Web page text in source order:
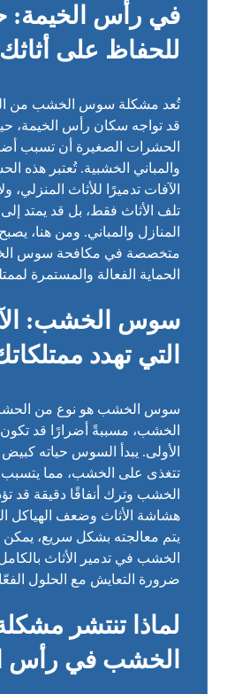
في رأس الخيمة:
للحفاظ على
تُعد مشكلة سوس الخشب من
قد تواجه سكان رأس الخيمة،
الحشرات الصغيرة أن تسبب
والمباني الخشبية. تُعتبر هذه
الآفات تدميرًا للأثاث المنزلي،
تلف الأثاث فقط، بل قد يمتد
المنازل والمباني. ومن هنا،
متخصصة في مكافحة سوس
الحماية الفعالة والمستمرة
سوس الخشب:
التي تهدد
سوس الخشب هو نوع من
الخشب، مسببةً أضرارًا قد تكون
الأولى. يبدأ السوس حياته
تتغذى على الخشب، مما
الخشب وترك أنفاقًا دقيقة قد
هشاشة الأثاث وضعف الهياكل
يتم معالجته بشكل سريع،
الخشب في تدمير الأثاث
ضرورة التعايش مع الحلول
لماذا تنتشر
الخشب في رأس